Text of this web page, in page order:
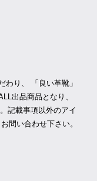
わり、 「良い革靴」
出品商品となり、
記載事項以外のアイ
問い合わせ下さい。